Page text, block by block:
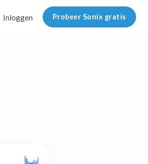
Inloggen Probeer Sonix gratis